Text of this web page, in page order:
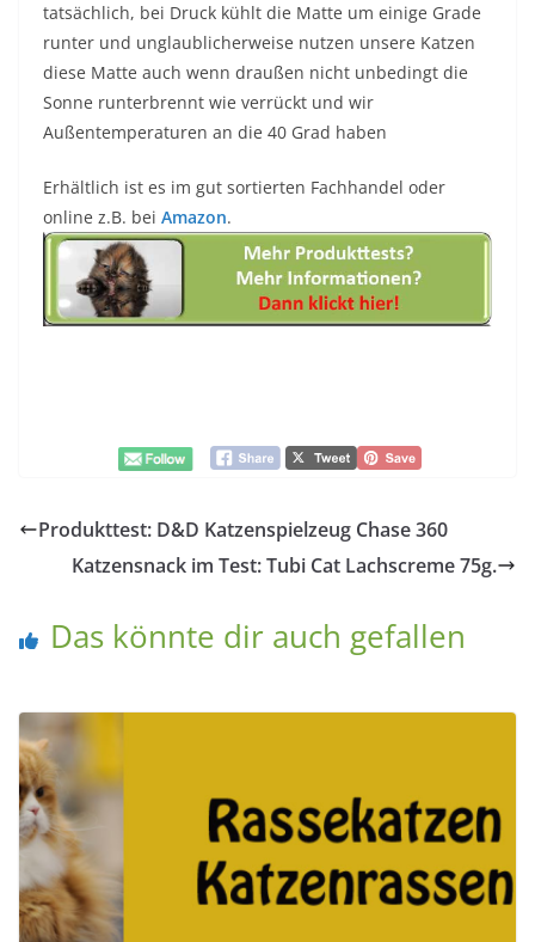
tatsächlich, bei Druck kühlt die Matte um einige Grade
runter und unglaublicherweise nutzen unsere Katzen
diese Matte auch wenn draußen nicht unbedingt die
Sonne runterbrennt wie verrückt und wir
Außentemperaturen an die 40 Grad haben
Erhältlich ist es im gut sortierten Fachhandel oder
online z.B. bei Amazon.
Produkttest: D&D Katzenspielzeug Chase 360
Katzensnack im Test: Tubi Cat Lachscreme 75g.
Das könnte dir auch gefallen